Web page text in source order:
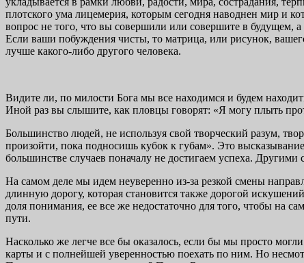
плотского ума лицемерия, которым сегодня наводнен мир и
вопрос не того, что вы совершили или совершите в будущем, а
Если ваши побуждения чисты, то матрица, или рисунок,
лучше какого-либо другого человека.
Видите ли, по милости Бога мы все находимся и будем
Иной раз вы слышите, как пловцы говорят: «Я могу плыть
Большинство людей, не используя свой творческий разум,
произойти, пока подносишь кубок к губам». Это
большинстве случаев поначалу не достигаем успеха.
На самом деле мы идем неуверенно из-за резкой смены
длинную дорогу, которая становится также дорогой
доля понимания, ее все же недостаточно для того, чтобы на
пути.
Насколько же легче все бы оказалось, если бы мы просто
карты и с полнейшей уверенностью поехать по ним. Но